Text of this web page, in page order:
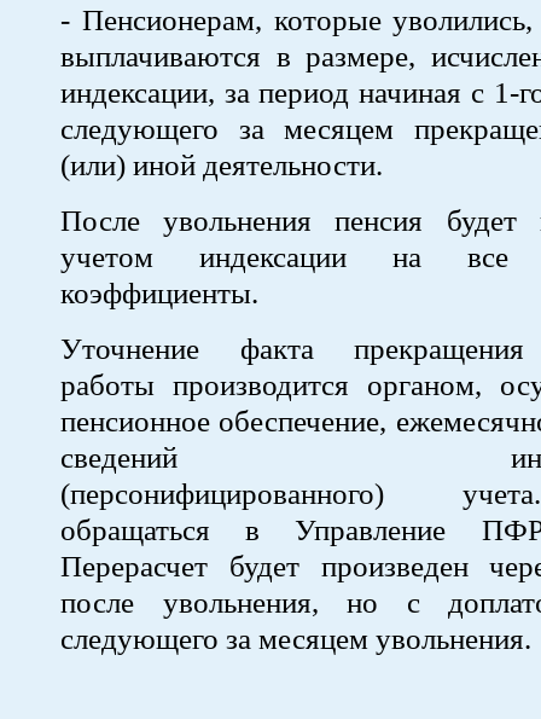
- Пенсионерам, которые
выплачиваются в размере,
индексации, за период начиная с 1-
следующего за месяцем
(или) иной деятельности.
После увольнения пенсия будет
учетом индексации на все
коэффициенты.
Уточнение факта прекращения
работы производится органом,
пенсионное обеспечение,
сведений
(персонифицированного)
обращаться в Управление
Перерасчет будет произведен
после увольнения, но с
следующего за месяцем увольнения.